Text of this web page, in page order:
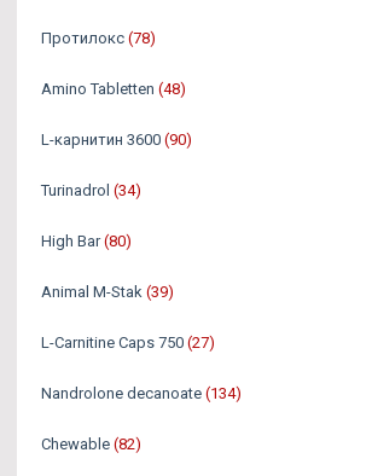
Протилокс (78)
Amino Tabletten (48)
L-карнитин 3600 (90)
Turinadrol (34)
High Bar (80)
Animal M-Stak (39)
L-Carnitine Caps 750 (27)
Nandrolone decanoate (134)
Chewable (82)